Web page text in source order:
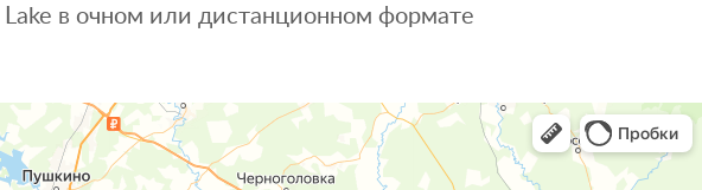
Lake в очном или дистанционном формате